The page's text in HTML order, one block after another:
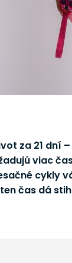
za 21 dní
viac
cykly
čas dá